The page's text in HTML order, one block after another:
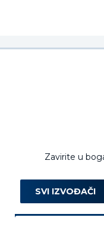
Zavirite u
SVI IZVOĐAČI